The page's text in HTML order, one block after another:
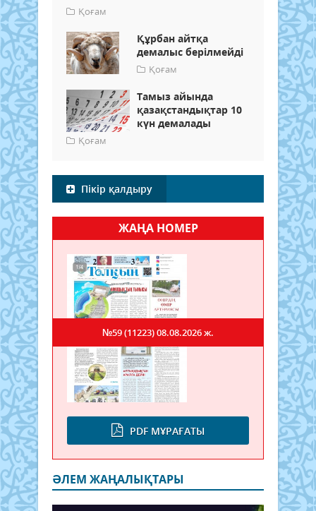
Қоғам
Құрбан айтқа
демалыс берілмейді
Қоғам
Тамыз айында
қазақстандықтар 10
күн демалады
Қоғам
Пікір қалдыру
ЖАҢА НОМЕР
PDF МҰРАҒАТЫ
№59 (11223)08.08.2026 ж.
ӘЛЕМ ЖАҢАЛЫҚТАРЫ